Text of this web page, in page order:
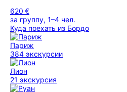
620 €
за группу, 1–4 чел.
Куда поехать из Бордо
Париж
384 экскурсии
Лион
21 экскурсия